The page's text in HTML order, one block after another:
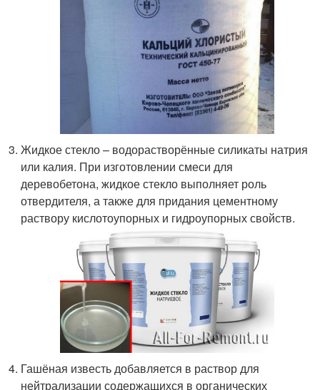
Жидкое стекло – водорастворённые силикаты натрия
или калия. При изготовлении смеси для
деревобетона, жидкое стекло выполняет роль
отвердителя, а также для придания цементному
раствору кислотоупорных и гидроупорных свойств.
Гашёная известь добавляется в раствор для
нейтрализации содержащихся в органических